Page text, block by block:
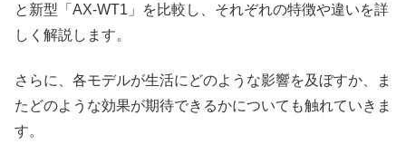
と新型「AX-WT1」を比較し、それぞれの特徴や違いを詳
しく解説します。
さらに、各モデルが生活にどのような影響を及ぼすか、ま
たどのような効果が期待できるかについても触れていきま
す。